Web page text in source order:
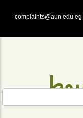
complaints@aun.edu.eg